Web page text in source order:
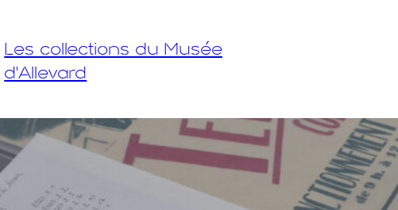
Les collections du Musée
d'Allevard